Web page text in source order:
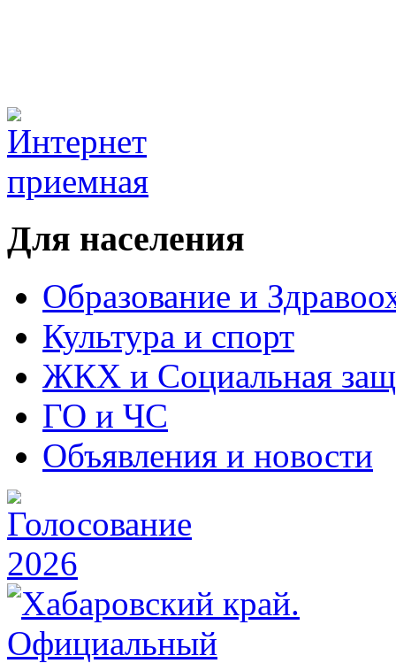
Для населения
Образование и
Культура и спорт
ЖКХ и Социальная
ГО и ЧС
Объявления и новости